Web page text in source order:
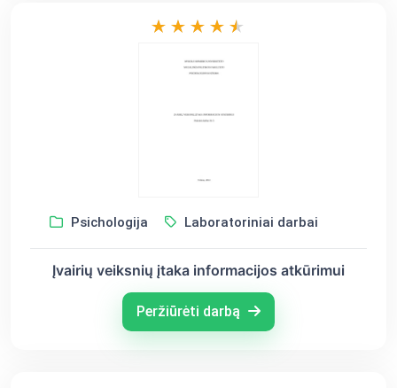
Psichologija Laboratoriniai darbai
Įvairių veiksnių įtaka informacijos atkūrimui
Peržiūrėti darbą